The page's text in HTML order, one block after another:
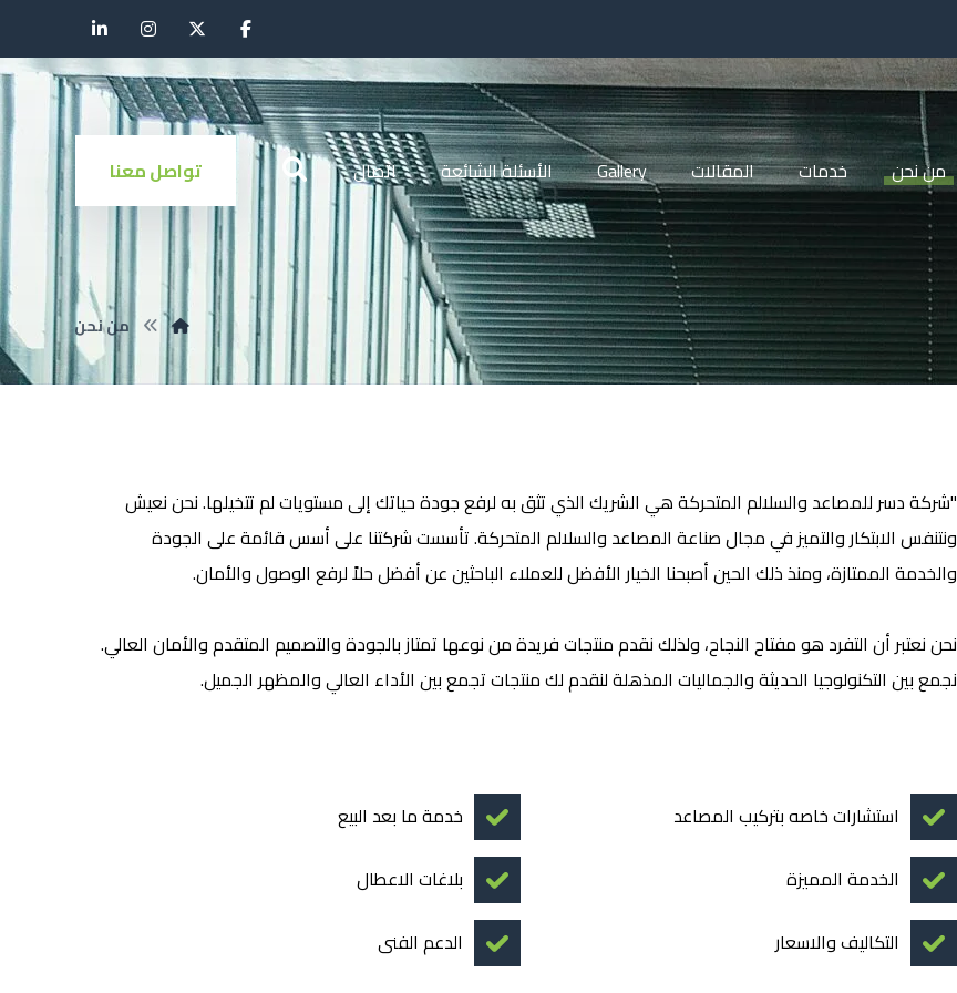
تواصل معنا من نحن خدمات المقالات Gallery الأسئلة الشائعة اتصال
من نحن
"شركة دسر للمصاعد والسلالم المتحركة هي الشريك الذي تثق به لرفع جودة حياتك إلى مستويات لم تتخيلها. نحن نعيش
ونتنفس الابتكار والتميز في مجال صناعة المصاعد والسلالم المتحركة. تأسست شركتنا على أسس قائمة على الجودة
والخدمة الممتازة، ومنذ ذلك الحين أصبحنا الخيار الأفضل للعملاء الباحثين عن أفضل حلاً لرفع الوصول والأمان.
نحن نعتبر أن التفرد هو مفتاح النجاح، ولذلك نقدم منتجات فريدة من نوعها تمتاز بالجودة والتصميم المتقدم والأمان العالي.
نجمع بين التكنولوجيا الحديثة والجماليات المذهلة لنقدم لك منتجات تجمع بين الأداء العالي والمظهر الجميل.
خدمة ما بعد البيع
استشارات خاصه بتركيب المصاعد
بلاغات الاعطال
الخدمة المميزة
الدعم الفنى
التكاليف والاسعار